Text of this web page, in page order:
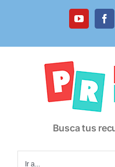
YouTube
Busca tus
Ir a...